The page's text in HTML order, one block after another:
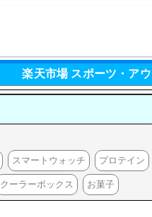
楽天市場 スポーツ・ア
スマートウォッチ プロテイン
クーラーボックス お菓子